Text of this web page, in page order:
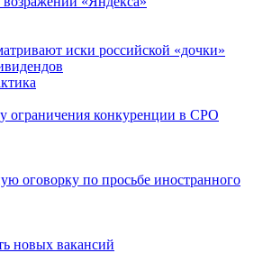
иски российской «дочки»
ограничения конкуренции в СРО
оговорку по просьбе иностранного
новых вакансий